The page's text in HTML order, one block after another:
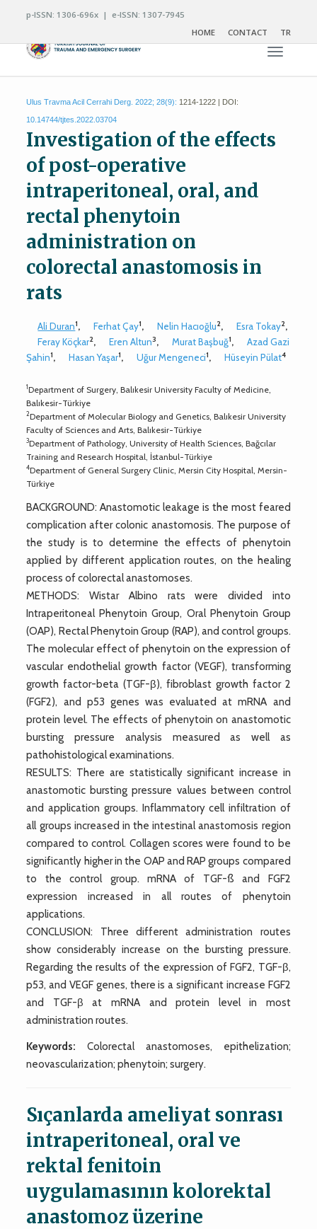
p-ISSN: 1306-696x | e-ISSN: 1307-7945
HOME
CONTACT TR
Toggle
Ulus Travma Acil Cerrahi Derg. 2022; 28(9): 1214-1222 | DOI:
10.14744/tjtes.2022.03704
Investigation of the effects
of post-operative
intraperitoneal, oral, and
rectal phenytoin
administration on
colorectal anastomosis in
rats
Ali Duran1, Ferhat Çay1, Nelin Hacıoğlu2, Esra Tokay2,
Feray Köçkar2, Eren Altun3, Murat Başbuğ1,
Azad Gazi
Şahin1, Hasan Yaşar1, Uğur Mengeneci1, Hüseyin Pülat4
1Department of Surgery, Balıkesir University Faculty of Medicine,
Balıkesir-Türkiye
2Department of Molecular Biology and Genetics, Balıkesir University
Faculty of Sciences and Arts, Balıkesir-Türkiye
3Department of Pathology, University of Health Sciences, Bağcılar
Training and Research Hospital, İstanbul-Türkiye
4Department of General Surgery Clinic, Mersin City Hospital, Mersin-
Türkiye
BACKGROUND: Anastomotic leakage is the most feared
complication after colonic anastomosis. The purpose of
the study is to determine the effects of phenytoin
applied by different application routes, on the healing
process of colorectal anastomoses.
METHODS: Wistar Albino rats were divided into
Intraperitoneal Phenytoin Group, Oral Phenytoin Group
(OAP), Rectal Phenytoin Group (RAP), and control groups.
The molecular effect of phenytoin on the expression of
vascular endothelial growth factor (VEGF), transforming
growth factor-beta (TGF-β), fibroblast growth factor 2
(FGF2), and p53 genes was evaluated at mRNA and
protein level. The effects of phenytoin on anastomotic
bursting pressure analysis measured as well as
pathohistological examinations.
RESULTS: There are statistically significant increase in
anastomotic bursting pressure values between control
and application groups. Inflammatory cell infiltration of
all groups increased in the intestinal anastomosis region
compared to control. Collagen scores were found to be
significantly higher in the OAP and RAP groups compared
to the control group. mRNA of TGF-ß and FGF2
expression increased in all routes of phenytoin
applications.
CONCLUSION: Three different administration routes
show considerably increase on the bursting pressure.
Regarding the results of the expression of FGF2, TGF-β,
p53, and VEGF genes, there is a significant increase FGF2
and TGF-β at mRNA and protein level in most
administration routes.
Keywords: Colorectal anastomoses, epithelization;
neovascularization; phenytoin; surgery.
Sıçanlarda ameliyat sonrası
intraperitoneal, oral ve
rektal fenitoin
uygulamasının kolorektal
anastomoz üzerine